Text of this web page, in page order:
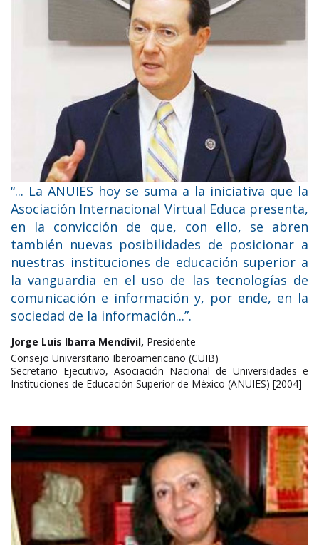
“... La ANUIES hoy se suma a la iniciativa que la
Asociación Internacional Virtual Educa presenta,
en la convicción de que, con ello, se abren
también nuevas posibilidades de posicionar a
nuestras instituciones de educación superior a
la vanguardia en el uso de las tecnologías de
comunicación e información y, por ende, en la
sociedad de la información...”.
Jorge Luis Ibarra Mendívil, Presidente
Consejo Universitario Iberoamericano (CUIB)
Secretario Ejecutivo, Asociación Nacional de Universidades e
Instituciones de Educación Superior de México (ANUIES) [2004]